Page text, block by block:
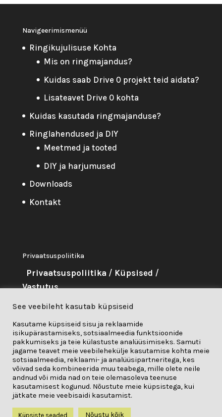
Navigeerimismenüü
Ringikujulisuse Kohta
Mis on ringmajandus?
Kuidas saab Drive 0 projekt teid aidata?
Lisateavet Drive 0 kohta
Kuidas kasutada ringmajanduse?
Ringlahendused ja DIY
Meetmed ja tooted
DIY ja harjumused
Downloads
Kontakt
Privaatsuspoliitika
Privaatsuspoliitika / Küpsised /
Vastutus
Seda projekti on rahastanud
Euroopa Liidu teadus- ja
innovatsiooniprogramm "Horisont
2020" toetuslepingu nr 841850 alusel.
See veebileht kasutab küpsiseid
Kasutame küpsiseid sisu ja reklaamide
isikupärastamiseks, sotsiaalmeedia funktsioonide
pakkumiseks ja teie külastuste analüüsimiseks. Samuti
jagame teavet meie veebilehekülje kasutamise kohta meie
sotsiaalmeedia, reklaami- ja analüüsipartneritega, kes
võivad seda kombineerida muu teabega, mille olete neile
andnud või mida nad on teie olemasoleva teenuse
kasutamisest kogunud. Nõustute meie küpsistega, kui
jätkate meie veebisaidi kasutamist.
Küpsiste seaded Nõustu kõik